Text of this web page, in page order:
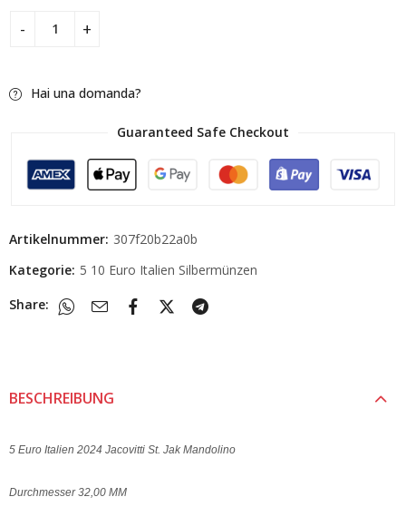
Hai una domanda?
Guaranteed Safe Checkout
Artikelnummer: 307f20b22a0b
Kategorie: 5 10 Euro Italien Silbermünzen
Share:
BESCHREIBUNG
5 Euro Italien 2024 Jacovitti St. Jak Mandolino
Durchmesser 32,00 MM